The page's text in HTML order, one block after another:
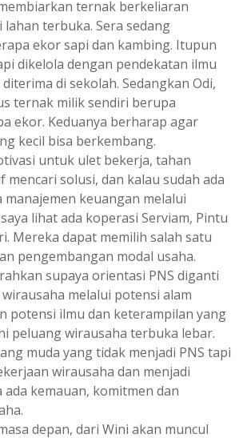
ternak berkeliaran
lahan terbuka. Sera sedang
ekor sapi dan kambing. Itupun
dikelola dengan pendekatan ilmu
di sekolah. Sedangkan Odi,
ternak milik sendiri berupa
ekor. Keduanya berharap agar
kecil bisa berkembang.
untuk ulet bekerja, tahan
solusi, dan kalau sudah ada
manajemen keuangan melalui
lihat ada koperasi Serviam, Pintu
Mereka dapat memilih salah satu
pengembangan modal usaha.
supaya orientasi PNS diganti
melalui potensi alam
potensi ilmu dan keterampilan yang
peluang wirausaha terbuka lebar.
muda yang tidak menjadi PNS tapi
wirausaha dan menjadi
ada kemauan, komitmen dan
depan, dari Wini akan muncul